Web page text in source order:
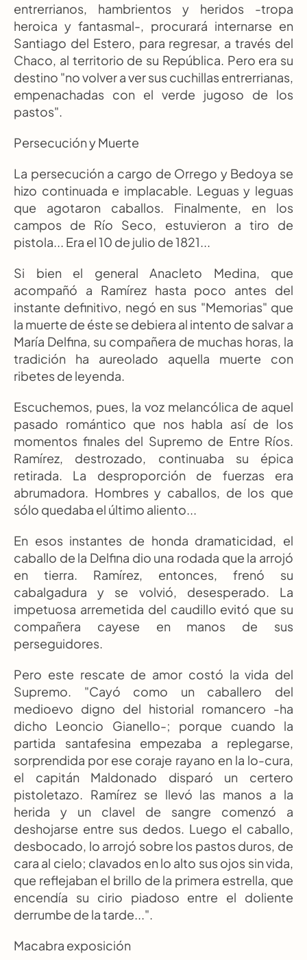
entrerrianos, hambrientos y heridos -tropa
heroica y fantasmal-, procurará internarse en
Santiago del Estero, para regresar, a través del
Chaco, al territorio de su República. Pero era su
destino "no volver a ver sus cuchillas entrerrianas,
empenachadas con el verde jugoso de los
pastos".
Persecución y Muerte
La persecución a cargo de Orrego y Bedoya se
hizo continuada e implacable. Leguas y leguas
que agotaron caballos. Finalmente, en los
campos de Río Seco, estuvieron a tiro de
pistola... Era el 10 de julio de 1821...
Si bien el general Anacleto Medina, que
acompañó a Ramírez hasta poco antes del
instante definitivo, negó en sus "Memorias" que
la muerte de éste se debiera al intento de salvar a
María Delfina, su compañera de muchas horas, la
tradición ha aureolado aquella muerte con
ribetes de leyenda.
Escuchemos, pues, la voz melancólica de aquel
pasado romántico que nos habla así de los
momentos finales del Supremo de Entre Ríos.
Ramírez, destrozado, continuaba su épica
retirada. La desproporción de fuerzas era
abrumadora. Hombres y caballos, de los que
sólo quedaba el último aliento...
En esos instantes de honda dramaticidad, el
caballo de la Delfina dio una rodada que la arrojó
en tierra. Ramírez, entonces, frenó su
cabalgadura y se volvió, desesperado. La
impetuosa arremetida del caudillo evitó que su
compañera cayese en manos de sus
perseguidores.
Pero este rescate de amor costó la vida del
Supremo. "Cayó como un caballero del
medioevo digno del historial romancero -ha
dicho Leoncio Gianello-; porque cuando la
partida santafesina empezaba a replegarse,
sorprendida por ese coraje rayano en la lo-cura,
el capitán Maldonado disparó un certero
pistoletazo. Ramírez se llevó las manos a la
herida y un clavel de sangre comenzó a
deshojarse entre sus dedos. Luego el caballo,
desbocado, lo arrojó sobre los pastos duros, de
cara al cielo; clavados en lo alto sus ojos sin vida,
que reflejaban el brillo de la primera estrella, que
encendía su cirio piadoso entre el doliente
derrumbe de la tarde...".
Macabra exposición